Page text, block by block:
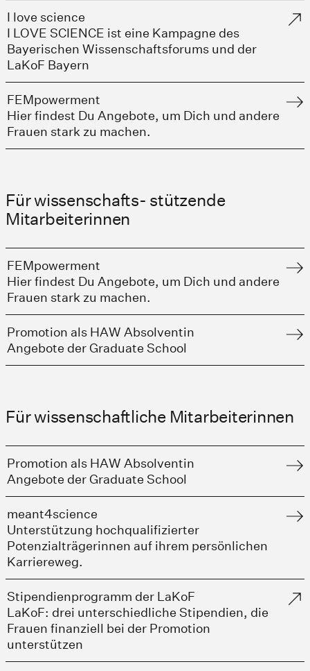
I love science
I LOVE SCIENCE ist eine Kampagne des
Bayerischen Wissenschaftsforums und der
LaKoF Bayern
FEMpowerment
Hier findest Du Angebote, um Dich und andere
Frauen stark zu machen.
Für wissenschafts- stützende
Mitarbeiterinnen
FEMpowerment
Hier findest Du Angebote, um Dich und andere
Frauen stark zu machen.
Promotion als HAW Absolventin
Angebote der Graduate School
Für wissenschaftliche Mitarbeiterinnen
Promotion als HAW Absolventin
Angebote der Graduate School
meant4science
Unterstützung hochqualifizierter
Potenzialträgerinnen auf ihrem persönlichen
Karriereweg.
Stipendienprogramm der LaKoF
LaKoF: drei unterschiedliche Stipendien, die
Frauen finanziell bei der Promotion
unterstützen